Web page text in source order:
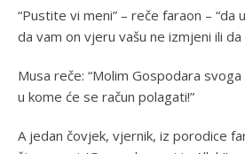
“Pustite vi meni” – reče faraon –
da vam on vjeru vašu ne izmjeni ili
Musa reče: “Molim Gospodara
u kome će se račun polagati!”
A jedan čovjek, vjernik, iz porodice